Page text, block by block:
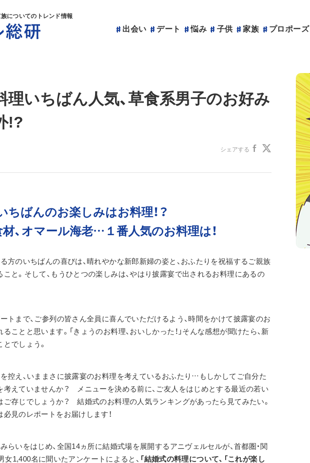
についてのトレンド情報
出会い デート 悩み 子供 家族 プロポーズ
理いちばん人気、草食系男子のお好み
!?
シェアする
ちばんのお楽しみはお料理！？
、オマール海老…１番人気のお料理は！
方のいちばんの喜びは、晴れやかな新郎新婦の姿と、おふたりを祝福するご親族
と。そして、もうひとつの楽しみは、やはり披露宴で出されるお料理にあるの
トまで、ご参列の皆さん全員に喜んでいただけるよう、時間をかけて披露宴のお
ことと思います。「きょうのお料理、おいしかった！」そんな感想が聞けたら、新
でしょう。
控え、いままさに披露宴のお料理を考えているおふたり…もしかしてご自分た
えていませんか？　メニューを決める前に、ご友人をはじめとする最近の若い
存じでしょうか？　結婚式のお料理の人気ランキングがあったら見てみたい。
見のレポートをお届けします！
らいをはじめ、全国14ヵ所に結婚式場を展開するアニヴェルセルが、首都圏・関
1,400名に聞いたアンケートによると、 「結婚式の料理について、「これが楽し